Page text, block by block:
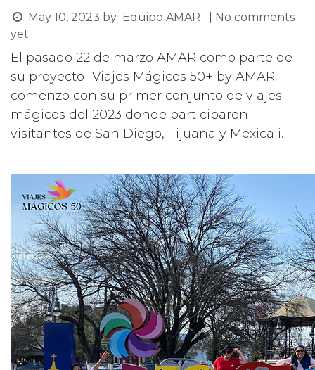
May 10, 2023 by Equipo AMAR
| No comments
yet
El pasado 22 de marzo AMAR como parte de
su proyecto "Viajes Mágicos 50+ by AMAR"
comenzo con su primer conjunto de viajes
mágicos del 2023 donde participaron
visitantes de San Diego, Tijuana y Mexicali.